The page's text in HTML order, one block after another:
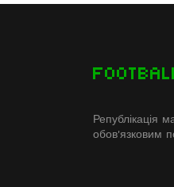
Републікація
обов'язковим